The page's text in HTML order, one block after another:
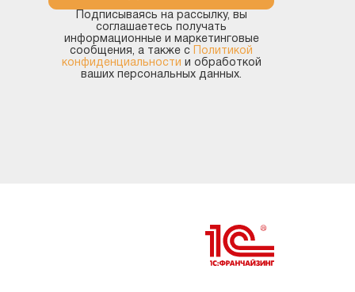
Методология
Прочие конфигурации
Подписываясь на рассылку, вы
соглашаетесь получать
информационные и маркетинговые
сообщения, а также с
Политикой
конфиденциальности и обработкой
ваших персональных данных.